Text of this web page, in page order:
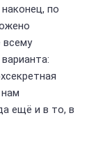
по
всему
ещё и в то, в